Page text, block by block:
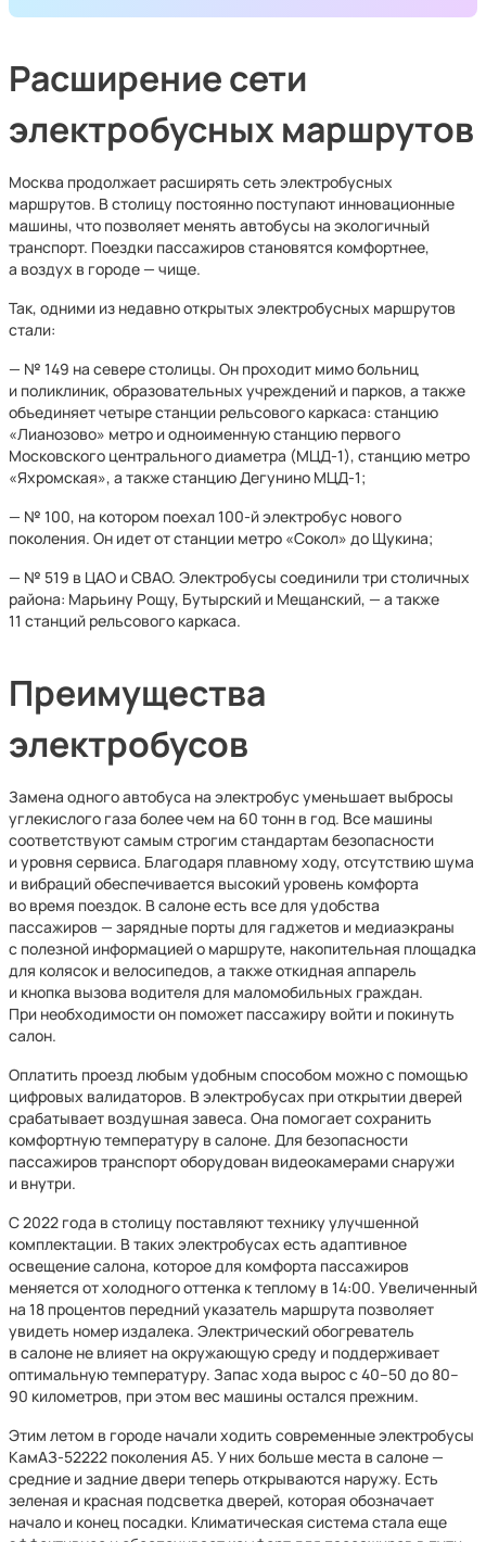
Расширение сети
электробусных маршрутов
Москва продолжает расширять сеть электробусных
маршрутов. В столицу постоянно поступают инновационные
машины, что позволяет менять автобусы на экологичный
транспорт. Поездки пассажиров становятся комфортнее,
а воздух в городе — чище.
Так, одними из недавно открытых электробусных маршрутов
стали:
— № 149 на севере столицы. Он проходит мимо больниц
и поликлиник, образовательных учреждений и парков, а также
объединяет четыре станции рельсового каркаса: станцию
«Лианозово» метро и одноименную станцию первого
Московского центрального диаметра (МЦД-1), станцию метро
«Яхромская», а также станцию Дегунино МЦД-1;
— № 100, на котором поехал 100-й электробус нового
поколения. Он идет от станции метро «Сокол» до Щукина;
— № 519 в ЦАО и СВАО. Электробусы соединили три столичных
района: Марьину Рощу, Бутырский и Мещанский, — а также
11 станций рельсового каркаса.
Преимущества
электробусов
Замена одного автобуса на электробус уменьшает выбросы
углекислого газа более чем на 60 тонн в год. Все машины
соответствуют самым строгим стандартам безопасности
и уровня сервиса. Благодаря плавному ходу, отсутствию шума
и вибраций обеспечивается высокий уровень комфорта
во время поездок. В салоне есть все для удобства
пассажиров — зарядные порты для гаджетов и медиаэкраны
с полезной информацией о маршруте, накопительная площадка
для колясок и велосипедов, а также откидная аппарель
и кнопка вызова водителя для маломобильных граждан.
При необходимости он поможет пассажиру войти и покинуть
салон.
Оплатить проезд любым удобным способом можно с помощью
цифровых валидаторов. В электробусах при открытии дверей
срабатывает воздушная завеса. Она помогает сохранить
комфортную температуру в салоне. Для безопасности
пассажиров транспорт оборудован видеокамерами снаружи
и внутри.
С 2022 года в столицу поставляют технику улучшенной
комплектации. В таких электробусах есть адаптивное
освещение салона, которое для комфорта пассажиров
меняется от холодного оттенка к теплому в 14:00. Увеличенный
на 18 процентов передний указатель маршрута позволяет
увидеть номер издалека. Электрический обогреватель
в салоне не влияет на окружающую среду и поддерживает
оптимальную температуру. Запас хода вырос с 40–50 до 80–
90 километров, при этом вес машины остался прежним.
Этим летом в городе начали ходить современные электробусы
КамАЗ-52222 поколения А5. У них больше места в салоне —
средние и задние двери теперь открываются наружу. Есть
зеленая и красная подсветка дверей, которая обозначает
начало и конец посадки. Климатическая система стала еще